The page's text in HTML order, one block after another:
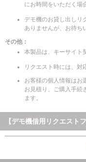
にお時間をいただく場
デモ機のお貸し出しリ
ありませんが、お待ち
その他：
本製品は、キーサイト
リクエスト時には、対
お客様の個人情報はお
お見積り、ご購入手続
ます。
【デモ機借用リクエスト